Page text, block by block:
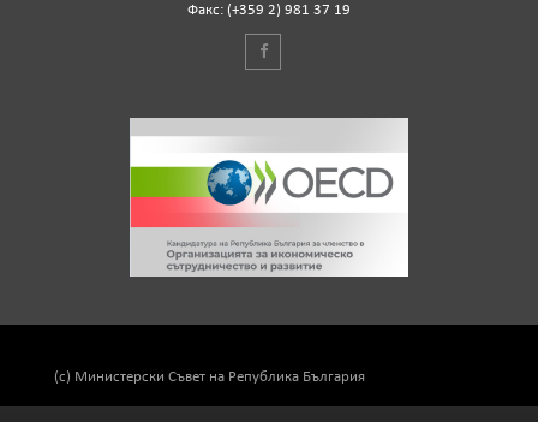
Факс: (+359 2) 981 37 19
(c) Министерски Съвет на Република България